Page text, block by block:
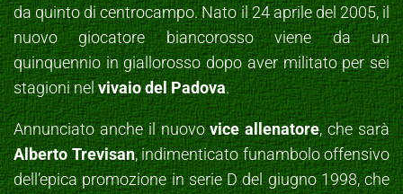
da quinto di centrocampo. Nato il 24 aprile del 2005, il
nuovo giocatore biancorosso viene da un
quinquennio in giallorosso dopo aver militato per sei
stagioni nelvivaio del Padova.
Annunciato anche il nuovovice allenatore, che sarà
Alberto Trevisan, indimenticato funambolo offensivo
dell’epica promozione in serie D del giugno 1998, che